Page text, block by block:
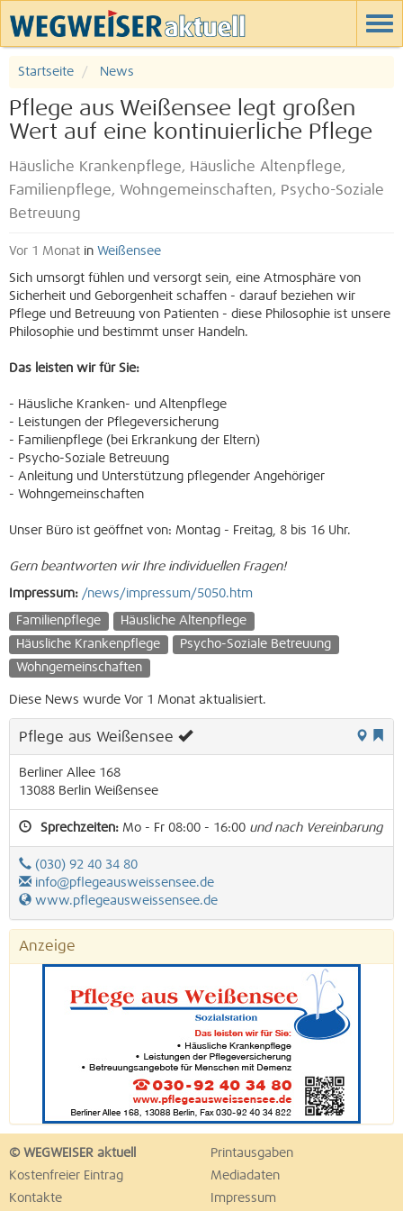
Startseite News
Pflege aus Weißensee legt großen
Wert auf eine kontinuierliche Pflege
Häusliche Krankenpflege, Häusliche Altenpflege,
Familienpflege, Wohngemeinschaften, Psycho-Soziale
Betreuung
Vor 1 Monat in Weißensee
Sich umsorgt fühlen und versorgt sein, eine Atmosphäre von
Sicherheit und Geborgenheit schaffen - darauf beziehen wir
Pflege und Betreuung von Patienten - diese Philosophie ist unsere
Philosophie und bestimmt unser Handeln.
Das leisten wir für Sie:
- Häusliche Kranken- und Altenpflege
- Leistungen der Pflegeversicherung
- Familienpflege (bei Erkrankung der Eltern)
- Psycho-Soziale Betreuung
- Anleitung und Unterstützung pflegender Angehöriger
- Wohngemeinschaften
Unser Büro ist geöffnet von: Montag - Freitag, 8 bis 16 Uhr.
Gern beantworten wir Ihre individuellen Fragen!
Impressum: /news/impressum/5050.htm
Familienpflege
Häusliche Altenpflege
Häusliche Krankenpflege
Psycho-Soziale Betreuung
Wohngemeinschaften
Diese News wurde Vor 1 Monat aktualisiert.
Pflege aus Weißensee
Berliner Allee 168
13088 Berlin Weißensee
Sprechzeiten: Mo - Fr 08:00 - 16:00 und nach Vereinbarung
(030) 92 40 34 80
info@pflegeausweissensee.de
www.pflegeausweissensee.de
Anzeige
© WEGWEISER aktuell
Printausgaben
Kostenfreier Eintrag
Mediadaten
Kontakte
Impressum